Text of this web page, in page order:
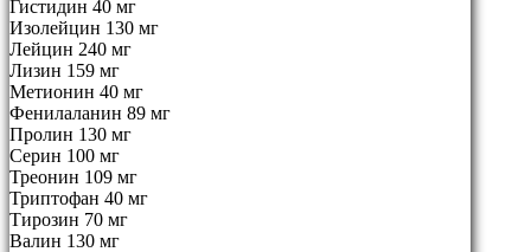
Гистидин 40 мг
Изолейцин 130 мг
Лейцин 240 мг
Лизин 159 мг
Метионин 40 мг
Фенилаланин 89 мг
Пролин 130 мг
Серин 100 мг
Треонин 109 мг
Триптофан 40 мг
Тирозин 70 мг
Валин 130 мг